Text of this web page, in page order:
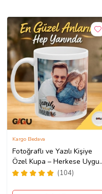
Fotoğraflı ve Yazılı Kişiye
Özel Kupa – Herkese
Anlamlı Hediye Porselen(104)
Kargo Bedava